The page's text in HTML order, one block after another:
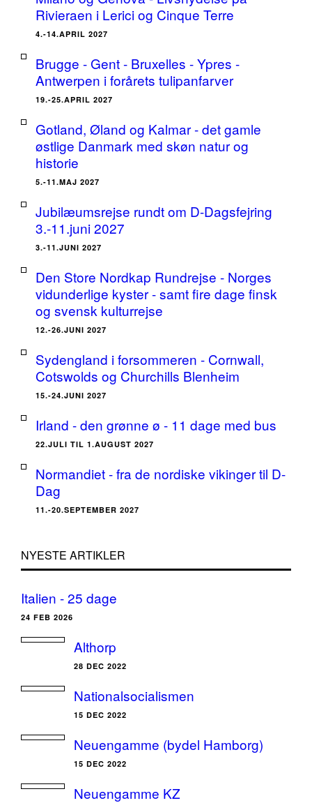
Rivieraen i Lerici og Cinque Terre
4.-14.APRIL 2027
Brugge - Gent - Bruxelles - Ypres -
Antwerpen i forårets tulipanfarver
19.-25.APRIL 2027
Gotland, Øland og Kalmar - det gamle
østlige Danmark med skøn natur og
historie
5.-11.MAJ 2027
Jubilæumsrejse rundt om D-Dagsfejring
3.-11.juni 2027
3.-11.JUNI 2027
Den Store Nordkap Rundrejse - Norges
vidunderlige kyster - samt fire dage finsk
og svensk kulturrejse
12.-26.JUNI 2027
Sydengland i forsommeren - Cornwall,
Cotswolds og Churchills Blenheim
15.-24.JUNI 2027
Irland - den grønne ø - 11 dage med bus
22.JULI TIL 1.AUGUST 2027
Normandiet - fra de nordiske vikinger til D-
Dag
11.-20.SEPTEMBER 2027
NYESTE ARTIKLER
Italien - 25 dage
24 FEB 2026
Althorp
28 DEC 2022
Nationalsocialismen
15 DEC 2022
Neuengamme (bydel Hamborg)
15 DEC 2022
Neuengamme KZ